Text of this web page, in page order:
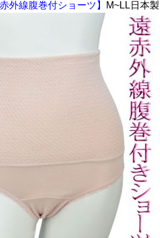
外線腹巻付ショーツ】 M~LL日本製